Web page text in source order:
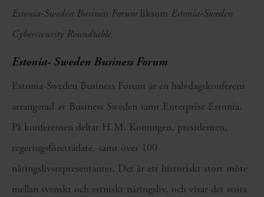
Estonia-Sweden Business Forum liksom Estonia-Sweden
Cybersecurity Roundtable.
Estonia- Sweden Business Forum
Estonia-Sweden Business Forum är en halvdagskonferens
arrangerad av Business Sweden samt Enterprise Estonia.
På konferensen deltar H.M. Konungen, presidenten,
regeringsföreträdare, samt över 100
näringslivsrepresentanter. Det är ett historiskt stort möte
mellan svenskt och estniskt näringsliv, och visar det stora